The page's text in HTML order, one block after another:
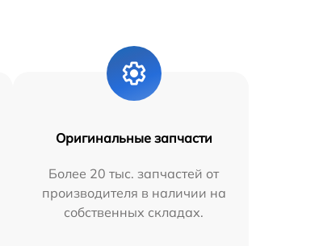
Оригинальные запчасти
Более 20 тыс. запчастей от
производителя в наличии на
собственных складах.